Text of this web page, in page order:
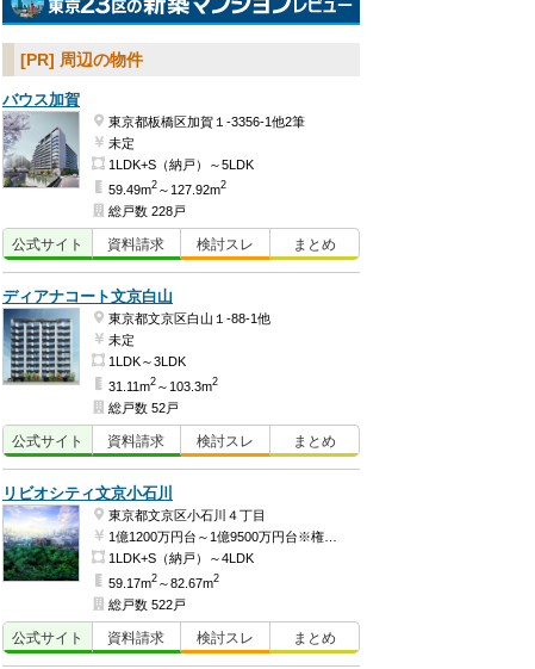
[PR] 周辺の物件
バウス加賀
東京都板橋区加賀１-3356-1他2筆
未定
1LDK+S（納戸）～5LDK
59.49m2 ～127.92m2
総戸数 228戸
公式サイト 資料請求 検討スレ まとめ
ディアナコート文京白山
東京都文京区白山１-88-1他
未定
1LDK～3LDK
31.11m2 ～103.3m2
総戸数 52戸
公式サイト 資料請求 検討スレ まとめ
リビオシティ文京小石川
東京都文京区小石川４丁目
1LDK+S（納戸）～4LDK
59.17m2 ～82.67m2
総戸数 522戸
公式サイト 資料請求 検討スレ まとめ